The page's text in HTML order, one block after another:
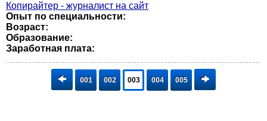
Копирайтер - журналист на сайт
Опыт по специальности:
Возраст:
Образование:
Заработная плата:
001 002 003 004 005